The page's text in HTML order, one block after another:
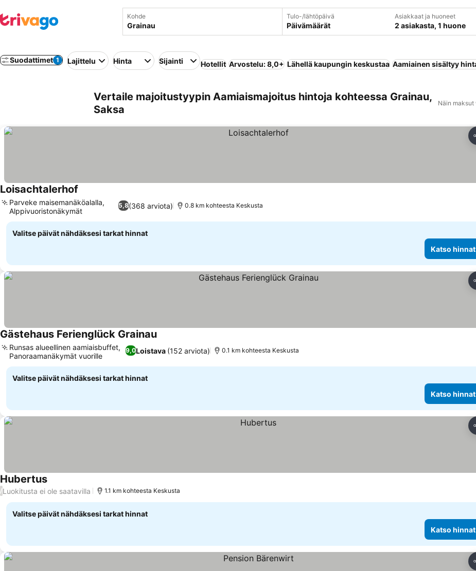
Kohde Tulo-/lähtöpäivä
Päivämäärät
Asiakkaat ja huoneet
2 asiakasta, 1 huone
Suodattimet 1 Lajittelu Hinta Sijainti Hotellit Arvostelu: 8,0+ Lähellä kaupungin keskustaa Aamiainen sisältyy
Vertaile majoitustyypin Aamiaismajoitus hintoja kohteessa Grainau,
Saksa
Näin
Loisachtalerhof
5,8(368 arviota)
Parveke maisemanäköalalla,
Alppivuoristonäkymät
0.8 km kohteesta Keskusta
Valitse päivät nähdäksesi tarkat hinnat
Katso hinnat
Gästehaus Ferienglück GrainauKatso hinnat
9,0Loistava (152 arviota)
Runsas alueellinen aamiaisbuffet,
Panoraamanäkymät vuorille
0.1 km kohteesta Keskusta
Valitse päivät nähdäksesi tarkat hinnat
Katso hinnat
HubertusKatso hinnat
/Luokitusta ei ole saatavilla 1.1 km kohteesta Keskusta
Valitse päivät nähdäksesi tarkat hinnat
Katso hinnat